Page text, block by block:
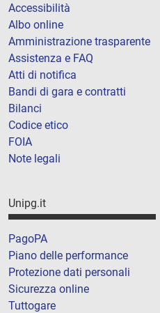
Accessibilità
Albo online
Amministrazione trasparente
Assistenza e FAQ
Atti di notifica
Bandi di gara e contratti
Bilanci
Codice etico
FOIA
Note legali
Unipg.it
PagoPA
Piano delle performance
Protezione dati personali
Sicurezza online
Tuttogare